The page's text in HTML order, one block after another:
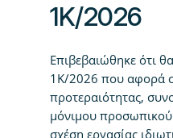
1Κ/2026
Επιβεβαιώθηκε ότι
1Κ/2026 που αφορά
προτεραιότητας,
μόνιμου
σχέση εργασίας